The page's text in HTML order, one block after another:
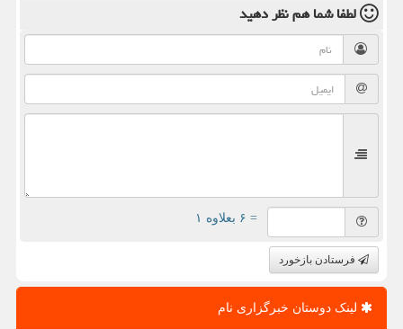
لطفا شما همنظر دهید
= ۶ بعلاوه ۱
فرستادن بازخورد
لینک دوستان خبرگزاری نام